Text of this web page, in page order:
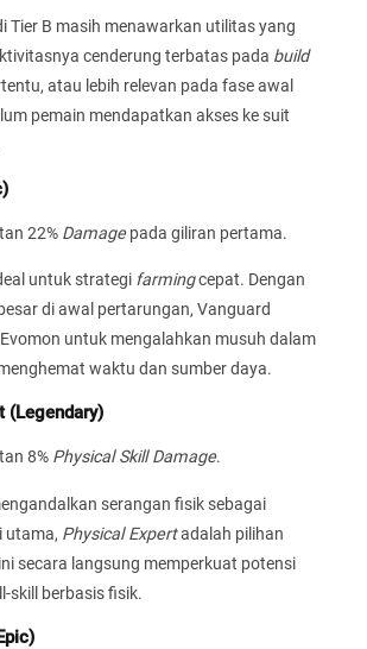
Tier B masih menawarkan utilitas yang
cenderung terbatas pada build
atau lebih relevan pada fase awal
pemain mendapatkan akses ke suit
22% Damagepada giliran pertama.
untuk strategi farmingcepat. Dengan
di awal pertarungan, Vanguard
untuk mengalahkan musuh dalam
waktu dan sumber daya.
(Legendary)
8% Physical Skill Damage.
serangan fisik sebagai
utama, Physical Expertadalah pilihan
secara langsung memperkuat potensi
skill berbasis fisik.